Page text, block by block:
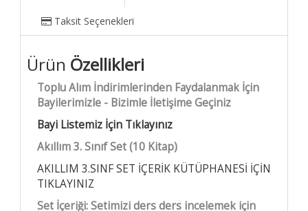
Taksit Seçenekleri
Ürün Özellikleri
Toplu Alım İndirimlerinden Faydalanmak İçin
Bayilerimizle - Bizimle İletişime Geçiniz
Bayi Listemiz İçin Tıklayınız
Akıllım 3. Sınıf Set (10 Kitap)
AKILLIM 3.SINF SET İÇERİK KÜTÜPHANESİ İÇİN
TIKLAYINIZ
Set İçeriği: Setimizi ders ders incelemek için